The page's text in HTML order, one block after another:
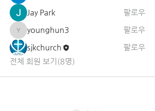
Jay Park
팔로우
younghun3
younghun3
팔로우
sjkchurch
팔로우
전체 회원 보기(8명)